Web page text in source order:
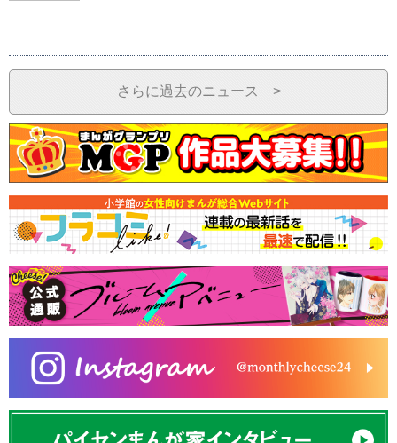
さらに過去のニュース >